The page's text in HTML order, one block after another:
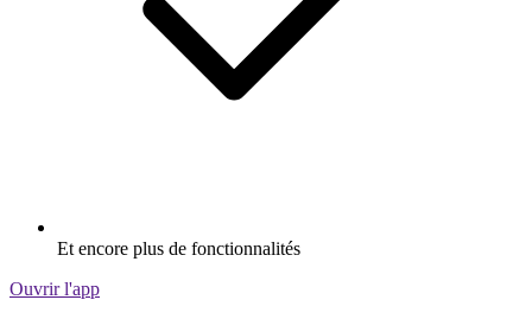
Et encore plus de fonctionnalités
Ouvrir l'app